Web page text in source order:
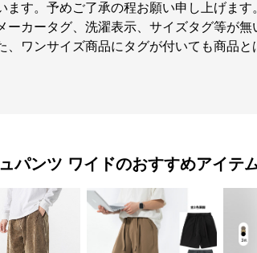
ます。予めご了承の程お願い申し上げます
ーカータグ、洗濯表示、サイズタグ等が無
、ワンサイズ商品にタグが付いても商品
パンツ ワイドのおすすめアイテ